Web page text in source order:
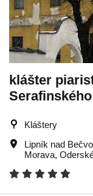
klášter
Serafinského
Kláštery
Lipník nad
Morava,